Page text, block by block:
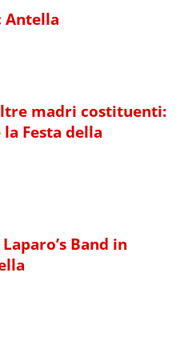
Antella
madri costituenti:
Festa della
Band in